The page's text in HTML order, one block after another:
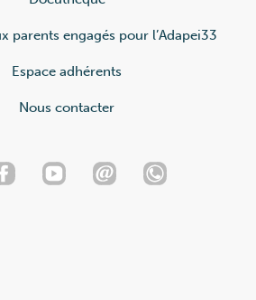
parents engagés pour l’Adapei33
Espace adhérents
Nous contacter